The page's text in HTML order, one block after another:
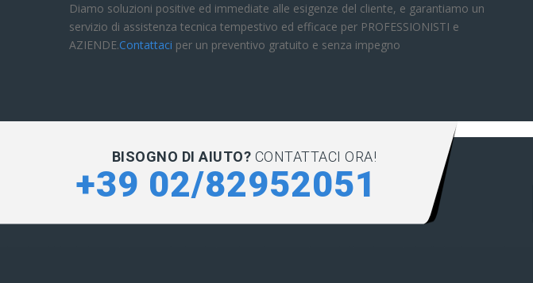
Diamo soluzioni positive ed immediate alle esigenze del cliente, e garantiamo un
servizio di assistenza tecnica tempestivo ed efficace per PROFESSIONISTI e
AZIENDE.Contattaci per un preventivo gratuito e senza impegno
BISOGNO DI AIUTO? CONTATTACI ORA!
+39 02/82952051